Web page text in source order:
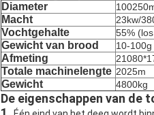
Diameter
Macht 23kw/
Vochtgehalte 55%
Gewicht van brood 10-100g
Afmeting
Totale machinelengte 2025m
Gewicht 4800kg
De eigenschappen van de